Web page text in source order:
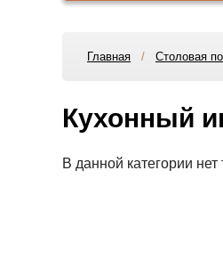
Главная / Столовая
Кухонный
В данной категории нет